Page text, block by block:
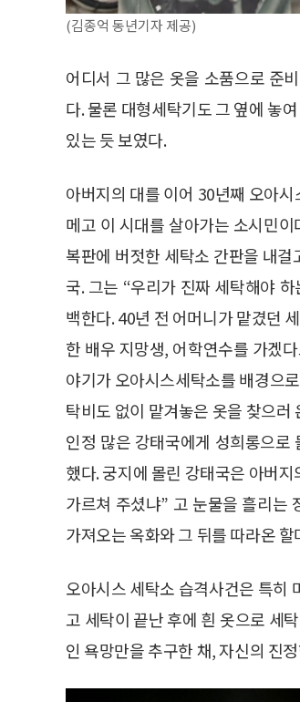
(김종억 동년기자 제공)
어디서 그 많은 옷을 소품으로 준
다. 물론 대형세탁기도 그 옆에 놓
있는 듯 보였다.
아버지의 대를 이어 30년째 오아
메고 이 시대를 살아가는 소시민
복판에 버젓한 세탁소 간판을 내
국. 그는 “우리가 진짜 세탁해야
백한다. 40년 전 어머니가 맡겼던
한 배우 지망생, 어학연수를 가겠
야기가 오아시스세탁소를 배경으
탁비도 없이 맡겨놓은 옷을 찾으
인정 많은 강태국에게 성희롱으
했다. 궁지에 몰린 강태국은 아버
가르쳐 주셨냐” 고 눈물을 흘리는
가져오는 옥화와 그 뒤를 따라온
오아시스 세탁소 습격사건은 특히
고 세탁이 끝난 후에 흰 옷으로 세
인 욕망만을 추구한 채, 자신의 진